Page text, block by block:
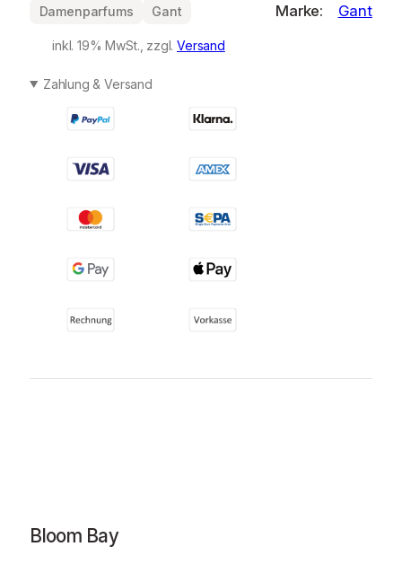
Damenparfums Gant Marke: Gant
inkl. 19% MwSt., zzgl.Versand
Zahlung & Versand
Bloom Bay